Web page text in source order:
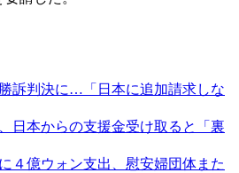
訴判決に…「日本に追加請求しな
日本からの支援金受け取ると「裏
４億ウォン支出、慰安婦団体また